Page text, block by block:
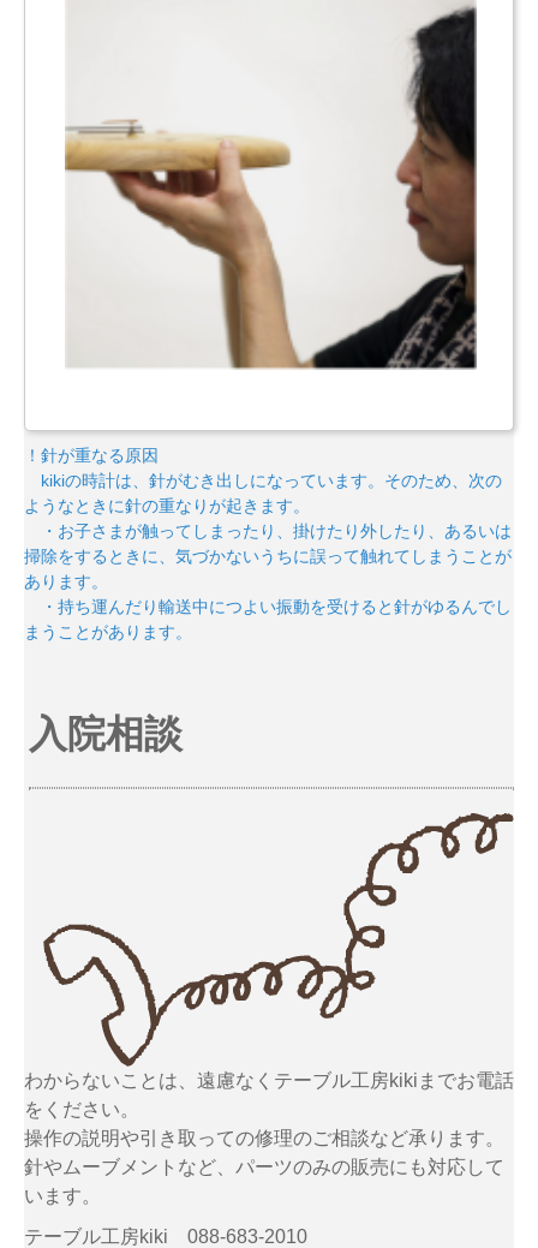
！針が重なる原因
kikiの時計は、針がむき出しになっています。そのため、次の
ようなときに針の重なりが起きます。
・お子さまが触ってしまったり、掛けたり外したり、あるいは
掃除をするときに、気づかないうちに誤って触れてしまうことが
あります。
・持ち運んだり輸送中につよい振動を受けると針がゆるんでし
まうことがあります。
入院相談
わからないことは、遠慮なくテーブル工房kikiまでお電話
をください。
操作の説明や引き取っての修理のご相談など承ります。
針やムーブメントなど、パーツのみの販売にも対応して
います。
テーブル工房kiki 088-683-2010